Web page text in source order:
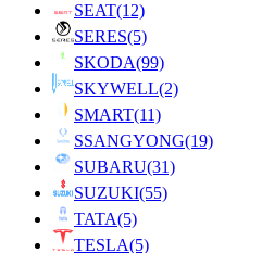
SEAT(12)
SERES(5)
SKODA(99)
SKYWELL(2)
SMART(11)
SSANGYONG(19)
SUBARU(31)
SUZUKI(55)
TATA(5)
TESLA(5)